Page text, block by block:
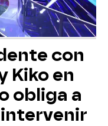
con
Kiko en
obliga a
intervenir